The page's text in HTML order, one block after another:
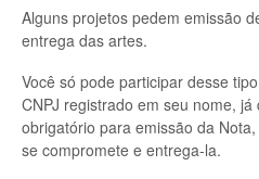
Denúncias e
Sua
Alguns projetos pedem emissão
entrega das artes.
Você só pode participar desse
CNPJ registrado em seu nome,
obrigatório para emissão da
se compromete e entrega-la.